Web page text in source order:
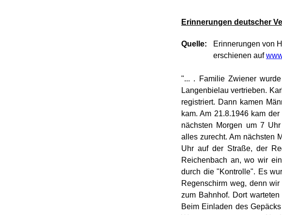
Erinnerungen deutscher
Quelle: Erinnerungen von
erschienen auf
"... .
Familie Zwiener
Langenbielau vertrieben.
registriert. Dann kamen
kam. Am 21.8.1946 kam
nächsten Morgen um 7
alles zurecht. Am nächsten
Uhr auf der Straße, der
Reichenbach an, wo wir
durch die "Kontrolle". Es
Regenschirm weg, denn
zum Bahnhof. Dort
Beim Einladen des